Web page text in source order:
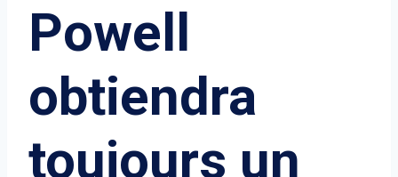
Powell
obtiendra
toujours un